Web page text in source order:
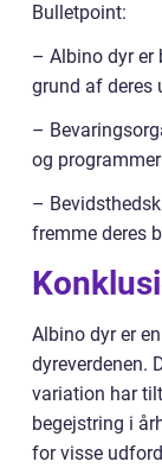
Bulletpoint:
– Albino dyr er
grund af deres
–
og
–
fremme deres
Albino dyr er
dyreverdenen.
variation har
begejstring i
for visse